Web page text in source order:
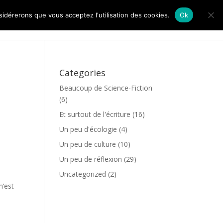
Livres Blog Contact
Categories
Beaucoup de Science-Fiction
(6)
Et surtout de l'écriture (16)
Un peu d'écologie (4)
Un peu de culture (10)
Un peu de réflexion (29)
Uncategorized (2)
que vous acceptez l'utilisation des cookies. Ok